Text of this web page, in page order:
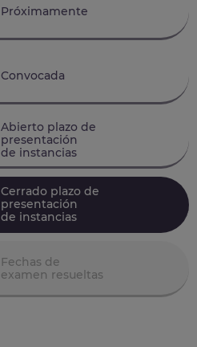
Próximamente
Convocada
Abierto plazo de
presentación
de instancias
Cerrado plazo de
presentación
de instancias
Fechas de
examen resueltas